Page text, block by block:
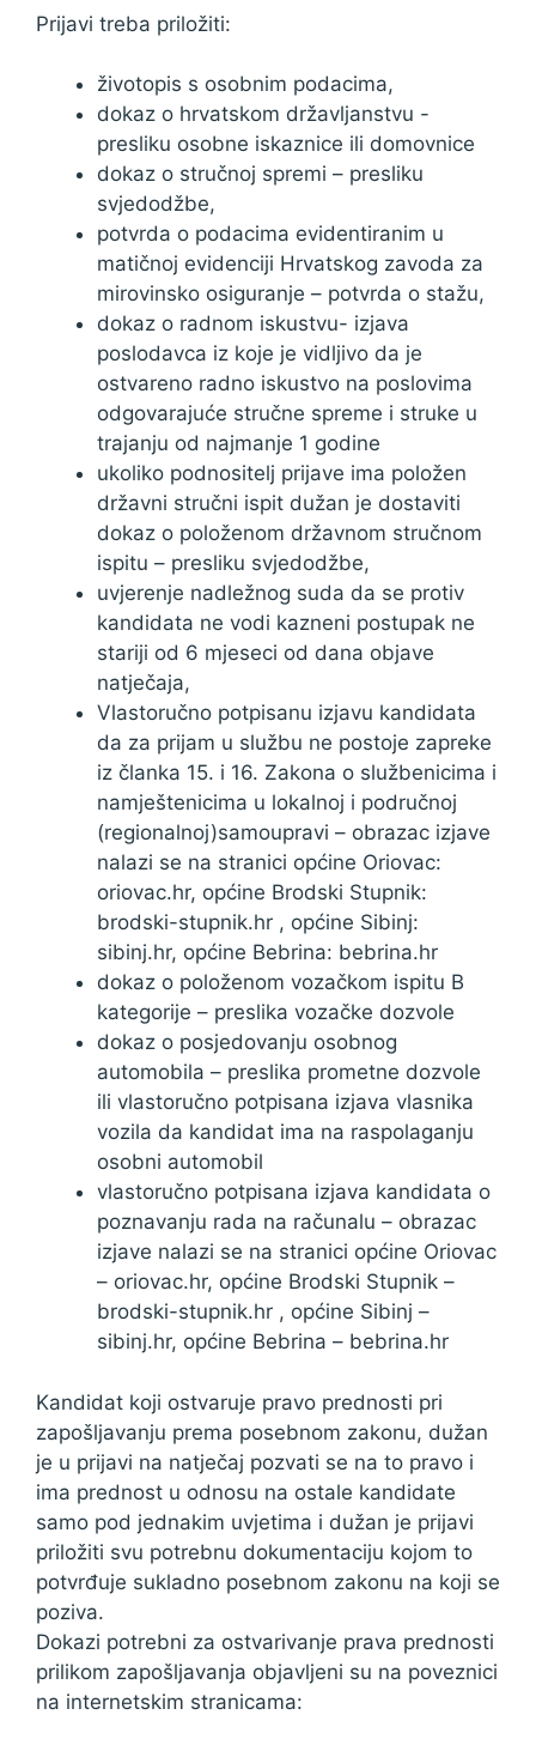
Prijavi treba priložiti:
životopis s osobnim podacima,
dokaz o hrvatskom državljanstvu -
presliku osobne iskaznice ili domovnice
dokaz o stručnoj spremi – presliku
svjedodžbe,
potvrda o podacima evidentiranim u
matičnoj evidenciji Hrvatskog zavoda za
mirovinsko osiguranje – potvrda o stažu,
dokaz o radnom iskustvu- izjava
poslodavca iz koje je vidljivo da je
ostvareno radno iskustvo na poslovima
odgovarajuće stručne spreme i struke u
trajanju od najmanje 1 godine
ukoliko podnositelj prijave ima položen
državni stručni ispit dužan je dostaviti
dokaz o položenom državnom stručnom
ispitu – presliku svjedodžbe,
uvjerenje nadležnog suda da se protiv
kandidata ne vodi kazneni postupak ne
stariji od 6 mjeseci od dana objave
natječaja,
Vlastoručno potpisanu izjavu kandidata
da za prijam u službu ne postoje zapreke
iz članka 15. i 16. Zakona o službenicima i
namještenicima u lokalnoj i područnoj
(regionalnoj)samoupravi – obrazac izjave
nalazi se na stranici općine Oriovac:
oriovac.hr, općine Brodski Stupnik:
brodski-stupnik.hr , općine Sibinj:
sibinj.hr, općine Bebrina: bebrina.hr
dokaz o položenom vozačkom ispitu B
kategorije – preslika vozačke dozvole
dokaz o posjedovanju osobnog
automobila – preslika prometne dozvole
ili vlastoručno potpisana izjava vlasnika
vozila da kandidat ima na raspolaganju
osobni automobil
vlastoručno potpisana izjava kandidata o
poznavanju rada na računalu – obrazac
izjave nalazi se na stranici općine Oriovac
– oriovac.hr, općine Brodski Stupnik –
brodski-stupnik.hr , općine Sibinj –
sibinj.hr, općine Bebrina – bebrina.hr
Kandidat koji ostvaruje pravo prednosti pri
zapošljavanju prema posebnom zakonu, dužan
je u prijavi na natječaj pozvati se na to pravo i
ima prednost u odnosu na ostale kandidate
samo pod jednakim uvjetima i dužan je prijavi
priložiti svu potrebnu dokumentaciju kojom to
potvrđuje sukladno posebnom zakonu na koji se
poziva.
Dokazi potrebni za ostvarivanje prava prednosti
prilikom zapošljavanja objavljeni su na poveznici
na internetskim stranicama: